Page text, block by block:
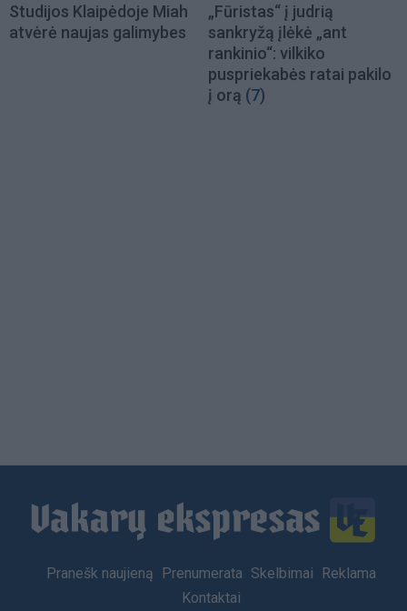
Studijos Klaipėdoje Miah
atvėrė naujas galimybes
„Fūristas“ į judrią
sankryžą įlėkė „ant
rankinio“: vilkiko
puspriekabės ratai pakilo
į orą (7)
Footer
Pranešk naujieną Prenumerata Skelbimai
Reklama
Kontaktai